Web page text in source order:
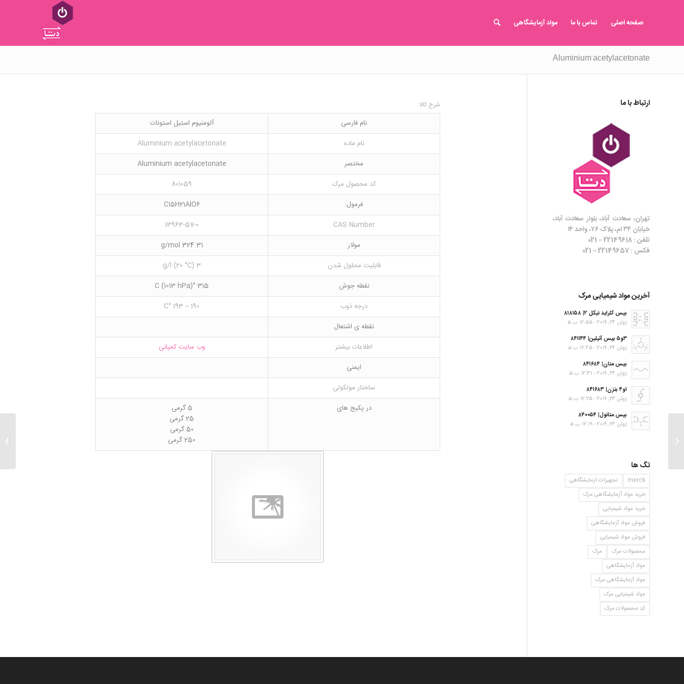
صفحه اصلی تماس با ما مواد آزمایشگاهی
Aluminium acetylacetonate
شرح کالا
نام فارسی
آلومنیوم استیل استونات
نام ماده
Aluminium acetylacetonate
مختصر
Aluminium acetylacetonate
کد محصول مرک
801059
فرمول:
C15H21AlO6
CAS Number
13963-57-0
مولار
324.31 g/mol
قابلیت محلول شدن
3 g/l (20 °C)
نقطه جوش
315 °C (1013 hPa)
درجه ذوب
190 – 193 °C
نقطه ی اشتعال
اطلاعات بیشتر
وب سایت کمپانی
ایمنی
ساختار مولکولی
در پکیج های
5 گرمی
25 گرمی
50 گرمی
250 گرمی
ارتباط با ما
تهران، سعادت آباد، بلوار سعادت آباد،
خیابان ۳۴ ام، پلاک ۷۶، واحد ۱۴
تلفن : 22149618 – 021
فکس : 22149657 – 021
آخرین مواد شیمیایی مرک
بیس کلراید نیکل ۲| ۸۱۸۱۵۸
ژوئن 24, 2019 - 12:55 ب.ظ
۳و۵ بیس آنیلین| ۸۴۱۱۴۴
ژوئن 24, 2019 - 12:45 ب.ظ
بیس متان| ۸۴۱۶۸۴
ژوئن 24, 2019 - 12:31 ب.ظ
۱و۴ بنزن| ۸۴۱۶۸۳
ژوئن 24, 2019 - 12:25 ب.ظ
بیس متانول| ۸۴۰۰۵۴
ژوئن 24, 2019 - 12:19 ب.ظ
تگ ها
merck
تجهیزات ازمایشگاهی
خرید مواد آزمایشگاهی مرک
خرید مواد شیمیایی
فروش مواد آزمایشگاهی
فروش مواد شیمیایی
محصولات مرک
مرک
مواد آزمایشگاهی
مواد آزمایشگاهی مرک
مواد شیمیایی مرک
کد محصولات مرک